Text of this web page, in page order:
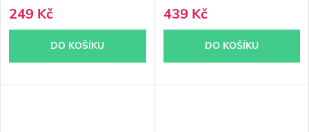
249 Kč
DO KOŠÍKU
439 Kč
DO KOŠÍKU